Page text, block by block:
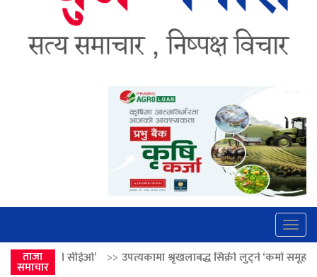
ताजा
समाचार
उपत्यकामा श्रृंखलाबद्ध सिक्री लुट्ने ‘कर्मा समूह’का नाइकेसहित पाँच